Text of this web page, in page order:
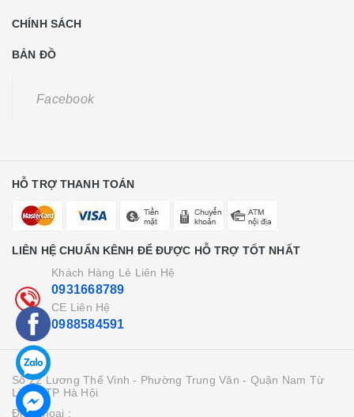
CHÍNH SÁCH
BẢN ĐỒ
Facebook
HỖ TRỢ THANH TOÁN
LIÊN HỆ CHUẨN KÊNH ĐỂ ĐƯỢC HỖ TRỢ TỐT NHẤT
Khách Hàng Lẻ Liên Hệ
0931668789
CE Liên Hệ
0988584591
Số 22 Lương Thế Vinh - Phường Trung Văn - Quận Nam Từ
Liên - TP Hà Hội
Điện thoại :